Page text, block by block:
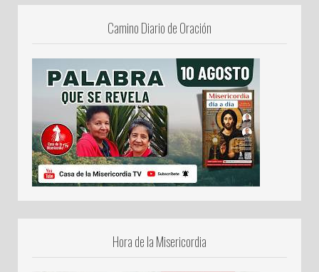
Camino Diario de Oración
Hora de la Misericordia